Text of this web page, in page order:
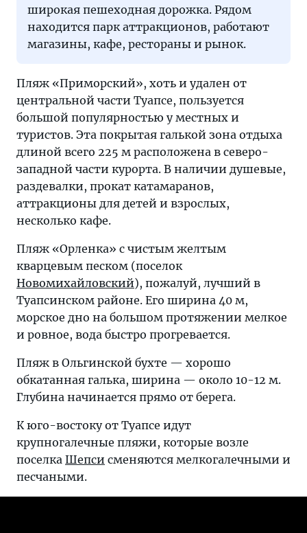
широкая пешеходная дорожка. Рядом
находится парк аттракционов, работают
магазины, кафе, рестораны и рынок.
Пляж «Приморский», хоть и удален от
центральной части Туапсе, пользуется
большой популярностью у местных и
туристов. Эта покрытая галькой зона отдыха
длиной всего 225 м расположена в северо-
западной части курорта. В наличии душевые,
раздевалки, прокат катамаранов,
аттракционы для детей и взрослых,
несколько кафе.
Пляж «Орленка» с чистым желтым
кварцевым песком (поселок
Новомихайловский), пожалуй, лучший в
Туапсинском районе. Его ширина 40 м,
морское дно на большом протяжении мелкое
и ровное, вода быстро прогревается.
Пляж в Ольгинской бухте — хорошо
обкатанная галька, ширина — около 10-12 м.
Глубина начинается прямо от берега.
К юго-востоку от Туапсе идут
крупногалечные пляжи, которые возле
поселка Шепси сменяются мелкогалечными и
песчаными.